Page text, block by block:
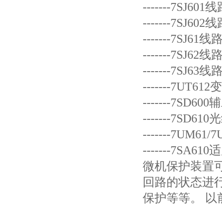
-------7SJ601
-------7SJ602
-------7SJ61线
-------7SJ62线
-------7SJ63线
-------7UT612
-------7SD600
-------7SD610
-------7UM61/
-------7SA610
微机保护装置
回路的状态进
保护等等。 以